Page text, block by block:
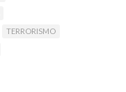
TERRORISMO